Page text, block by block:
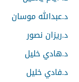
د.عبدالله موسان
د.ريزان نصور
د.هادي خليل
د.فادي خليل